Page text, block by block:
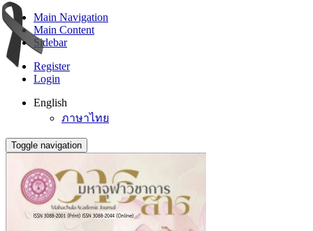
Main Navigation
Main Content
Sidebar
Register
Login
English
ภาษาไทย
Toggle navigation